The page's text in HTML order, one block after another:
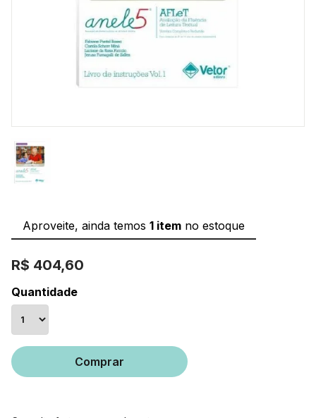
Aproveite, ainda temos 1 item no estoque
R$ 404,60
Quantidade
Comprar